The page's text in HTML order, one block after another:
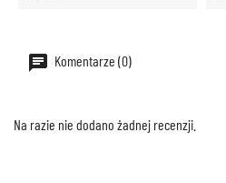
Komentarze (0)
Na razie nie dodano żadnej recenzji.